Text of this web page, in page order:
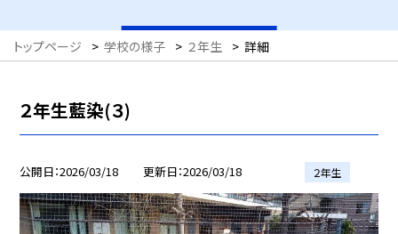
トップページ > 学校の様子 > ２年生 > 詳細
２年生藍染(３)
公開日 2026/03/18 更新日 2026/03/18 ２年生